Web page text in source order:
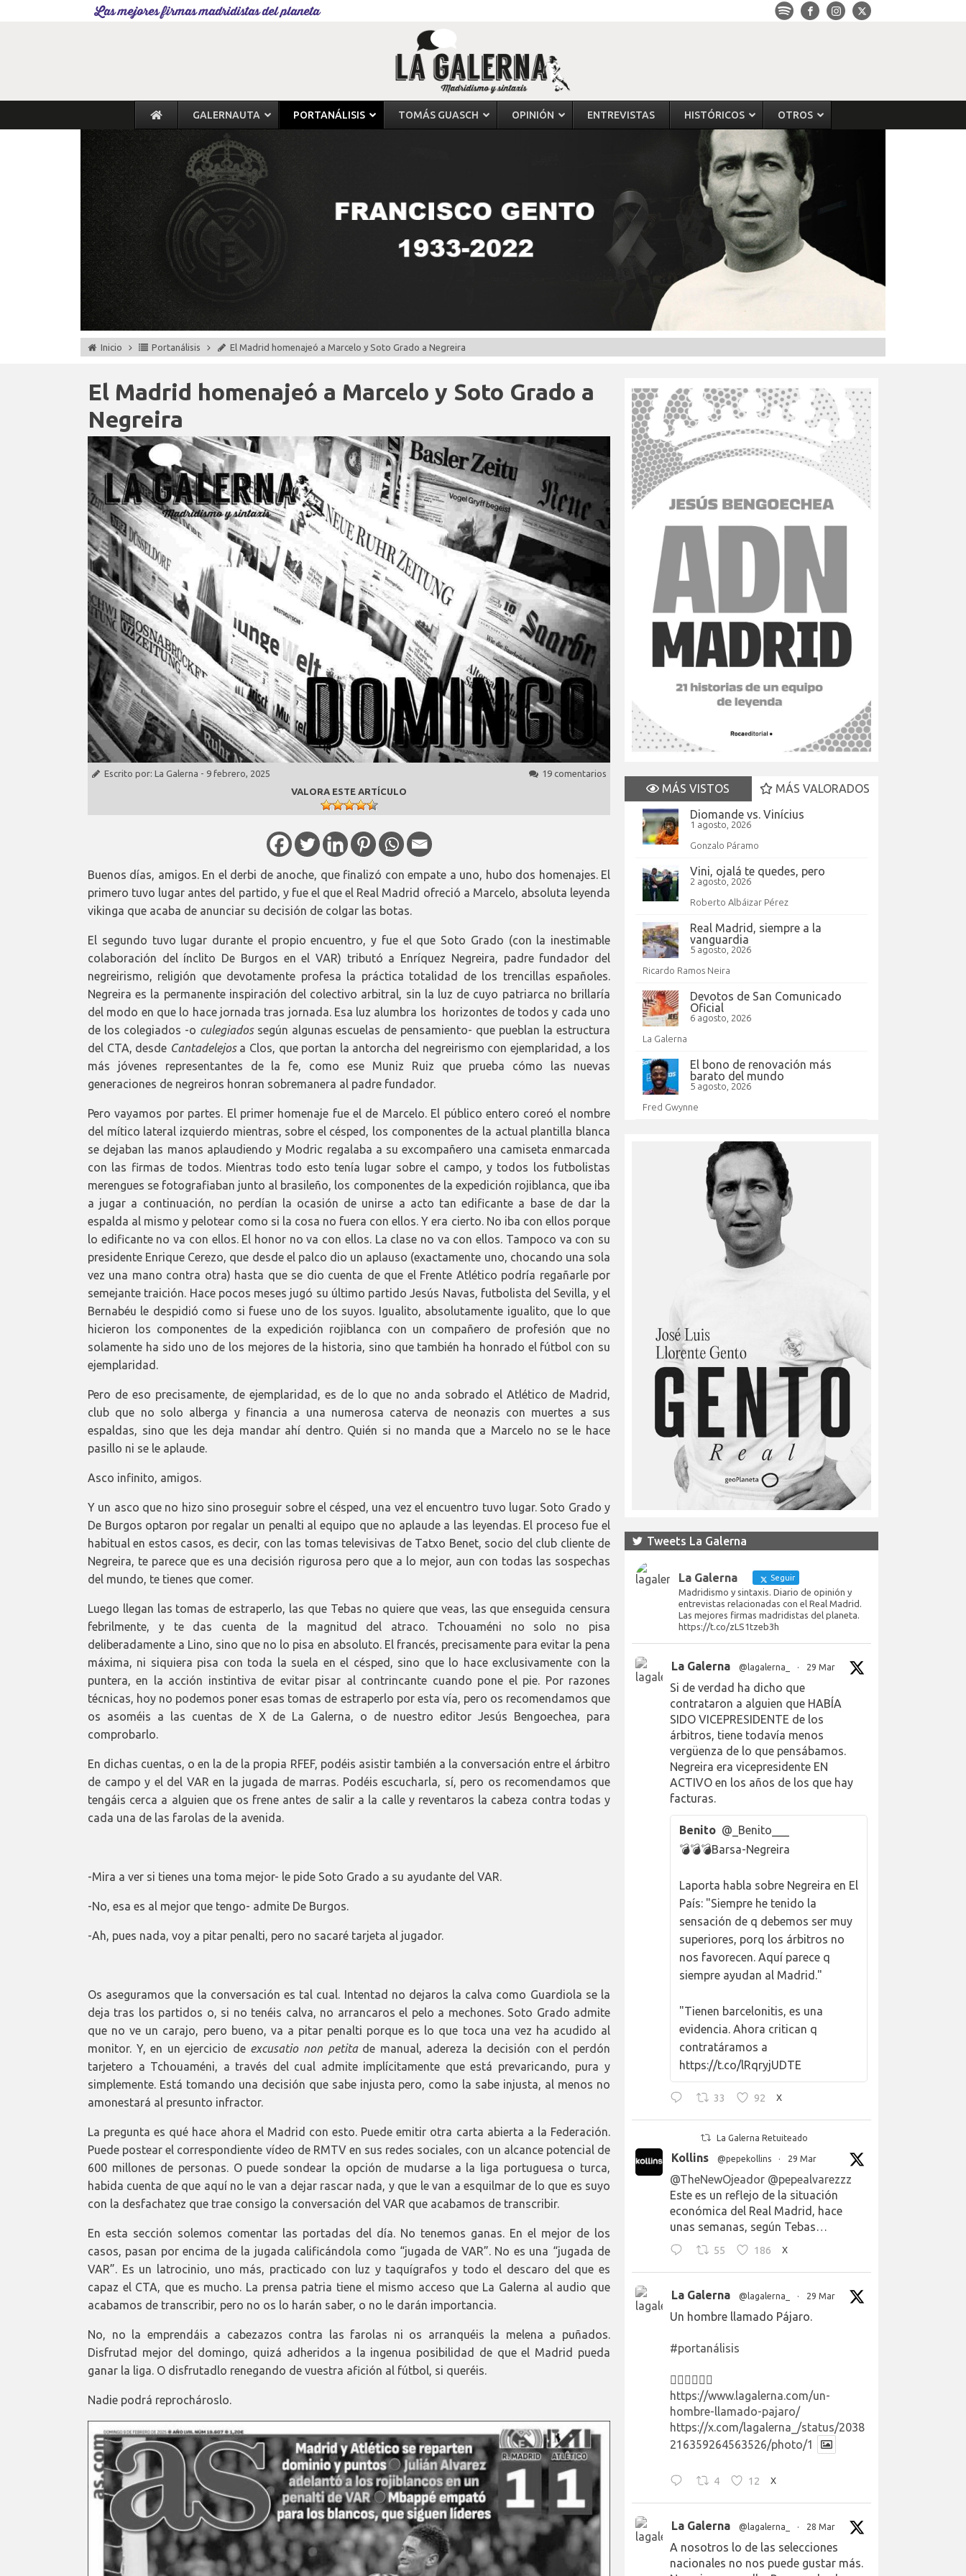
Las mejores firmas madridistas del planeta
GALERNAUTA PORTANÁLISIS TOMÁS GUASCH OPINIÓN ENTREVISTAS HISTÓRICOS OTROS
Inicio Portanálisis El Madrid homenajeó a Marcelo y Soto Grado a Negreira
El Madrid homenajeó a Marcelo y Soto Grado a
Negreira
Escrito por: La Galerna - 9 febrero, 2025
19 comentarios
VALORA ESTE ARTÍCULO
Buenos días, amigos. En el derbi de anoche, que finalizó con empate a uno, hubo dos homenajes. El
primero tuvo lugar antes del partido, y fue el que el Real Madrid ofreció a Marcelo, absoluta leyenda
vikinga que acaba de anunciar su decisión de colgar las botas.
El segundo tuvo lugar durante el propio encuentro, y fue el que Soto Grado (con la inestimable
colaboración del ínclito De Burgos en el VAR) tributó a Enríquez Negreira, padre fundador del
negreirismo, religión que devotamente profesa la práctica totalidad de los trencillas españoles.
Negreira es la permanente inspiración del colectivo arbitral, sin la luz de cuyo patriarca no brillaría
del modo en que lo hace jornada tras jornada. Esa luz alumbra los horizontes de todos y cada uno
de los colegiados -o culegiadossegún algunas escuelas de pensamiento- que pueblan la estructura
del CTA, desde Cantadelejosa Clos, que portan la antorcha del negreirismo con ejemplaridad, a los
más jóvenes representantes de la fe, como ese Muniz Ruiz que prueba cómo las nuevas
generaciones de negreiros honran sobremanera al padre fundador.
Pero vayamos por partes. El primer homenaje fue el de Marcelo. El público entero coreó el nombre
del mítico lateral izquierdo mientras, sobre el césped, los componentes de la actual plantilla blanca
se dejaban las manos aplaudiendo y Modric regalaba a su excompañero una camiseta enmarcada
con las firmas de todos. Mientras todo esto tenía lugar sobre el campo, y todos los futbolistas
merengues se fotografiaban junto al brasileño, los componentes de la expedición rojiblanca, que iba
a jugar a continuación, no perdían la ocasión de unirse a acto tan edificante a base de dar la
espalda al mismo y pelotear como si la cosa no fuera con ellos. Y era cierto. No iba con ellos porque
lo edificante no va con ellos. El honor no va con ellos. La clase no va con ellos. Tampoco va con su
presidente Enrique Cerezo, que desde el palco dio un aplauso (exactamente uno, chocando una sola
vez una mano contra otra) hasta que se dio cuenta de que el Frente Atlético podría regañarle por
semejante traición. Hace pocos meses jugó su último partido Jesús Navas, futbolista del Sevilla, y el
Bernabéu le despidió como si fuese uno de los suyos. Igualito, absolutamente igualito, que lo que
hicieron los componentes de la expedición rojiblanca con un compañero de profesión que no
solamente ha sido uno de los mejores de la historia, sino que también ha honrado el fútbol con su
ejemplaridad.
Pero de eso precisamente, de ejemplaridad, es de lo que no anda sobrado el Atlético de Madrid,
club que no solo alberga y financia a una numerosa caterva de neonazis con muertes a sus
espaldas, sino que les deja mandar ahí dentro. Quién si no manda que a Marcelo no se le hace
pasillo ni se le aplaude.
Asco infinito, amigos.
Y un asco que no hizo sino proseguir sobre el césped, una vez el encuentro tuvo lugar. Soto Grado y
De Burgos optaron por regalar un penalti al equipo que no aplaude a las leyendas. El proceso fue el
habitual en estos casos, es decir, con las tomas televisivas de Tatxo Benet, socio del club cliente de
Negreira, te parece que es una decisión rigurosa pero que a lo mejor, aun con todas las sospechas
del mundo, te tienes que comer.
Luego llegan las tomas de estraperlo, las que Tebas no quiere que veas, las que enseguida censura
febrilmente, y te das cuenta de la magnitud del atraco. Tchouaméni no solo no pisa
deliberadamente a Lino, sino que no lo pisa en absoluto. El francés, precisamente para evitar la pena
máxima, ni siquiera pisa con toda la suela en el césped, sino que lo hace exclusivamente con la
puntera, en la acción instintiva de evitar pisar al contrincante cuando pone el pie. Por razones
técnicas, hoy no podemos poner esas tomas de estraperlo por esta vía, pero os recomendamos que
os asoméis a las cuentas de X de La Galerna, o de nuestro editor Jesús Bengoechea, para
comprobarlo.
En dichas cuentas, o en la de la propia RFEF, podéis asistir también a la conversación entre el árbitro
de campo y el del VAR en la jugada de marras. Podéis escucharla, sí, pero os recomendamos que
tengáis cerca a alguien que os frene antes de salir a la calle y reventaros la cabeza contra todas y
cada una de las farolas de la avenida.
-Mira a ver si tienes una toma mejor- le pide Soto Grado a su ayudante del VAR.
-No, esa es al mejor que tengo- admite De Burgos.
-Ah, pues nada, voy a pitar penalti, pero no sacaré tarjeta al jugador.
Os aseguramos que la conversación es tal cual. Intentad no dejaros la calva como Guardiola se la
deja tras los partidos o, si no tenéis calva, no arrancaros el pelo a mechones. Soto Grado admite
que no ve un carajo, pero bueno, va a pitar penalti porque es lo que toca una vez ha acudido al
monitor. Y, en un ejercicio de excusatio non petitade manual, adereza la decisión con el perdón
tarjetero a Tchouaméni, a través del cual admite implícitamente que está prevaricando, pura y
simplemente. Está tomando una decisión que sabe injusta pero, como la sabe injusta, al menos no
amonestará al presunto infractor.
La pregunta es qué hace ahora el Madrid con esto. Puede emitir otra carta abierta a la Federación.
Puede postear el correspondiente vídeo de RMTV en sus redes sociales, con un alcance potencial de
600 millones de personas. O puede sondear la opción de mudarse a la liga portuguesa o turca,
habida cuenta de que aquí no le van a dejar rascar nada, y que le van a esquilmar de lo que es suyo
con la desfachatez que trae consigo la conversación del VAR que acabamos de transcribir.
En esta sección solemos comentar las portadas del día. No tenemos ganas. En el mejor de los
casos, pasan por encima de la jugada calificándola como “jugada de VAR”. No es una “jugada de
VAR”. Es un latrocinio, uno más, practicado con luz y taquígrafos y todo el descaro del que es
capaz el CTA, que es mucho. La prensa patria tiene el mismo acceso que La Galerna al audio que
acabamos de transcribir, pero no os lo harán saber, o no le darán importancia.
No, no la emprendáis a cabezazos contra las farolas ni os arranquéis la melena a puñados.
Disfrutad mejor del domingo, quizá adheridos a la ingenua posibilidad de que el Madrid pueda
ganar la liga. O disfrutadlo renegando de vuestra afición al fútbol, si queréis.
Nadie podrá reprochároslo.
MÁS VISTOS
MÁS VALORADOS
Diomande vs. Vinícius
1 agosto, 2026
Gonzalo Páramo
Vini, ojalá te quedes, pero
2 agosto, 2026
Roberto Albáizar Pérez
Real Madrid, siempre a la
vanguardia
5 agosto, 2026
Ricardo Ramos Neira
Devotos de San Comunicado
Oficial
6 agosto, 2026
La Galerna
El bono de renovación más
barato del mundo
5 agosto, 2026
Fred Gwynne
Tweets La Galerna
La Galerna Seguir
Madridismo y sintaxis. Diario de opinión y
entrevistas relacionadas con el Real Madrid.
Las mejores firmas madridistas del planeta.
https://t.co/zLS1tzeb3h
La Galerna @lagalerna_ · 29 Mar
Si de verdad ha dicho que
contrataron a alguien que HABÍA
SIDO VICEPRESIDENTE de los
árbitros, tiene todavía menos
vergüenza de lo que pensábamos.
Negreira era vicepresidente EN
ACTIVO en los años de los que hay
facturas.
Benito @_Benito___
💣💣💣Barsa-Negreira
Laporta habla sobre Negreira en El
País: "Siempre he tenido la
sensación de q debemos ser muy
superiores, porq los árbitros no
nos favorecen. Aquí parece q
siempre ayudan al Madrid."
"Tienen barcelonitis, es una
evidencia. Ahora critican q
contratáramos a
https://t.co/lRqryjUDTE
33 92 X
La Galerna Retuiteado
Kollins @pepekollins · 29 Mar
@TheNewOjeador @pepealvarezzz
Este es un reflejo de la situación
económica del Real Madrid, hace
unas semanas, según Tebas…
55 186 X
La Galerna @lagalerna_ · 29 Mar
Un hombre llamado Pájaro.
#portanálisis
👉🏻👉🏻👉🏻
https://www.lagalerna.com/un-
hombre-llamado-pajaro/
https://x.com/lagalerna_/status/2038
216359264563526/photo/1
4 12 X
La Galerna @lagalerna_ · 28 Mar
A nosotros lo de las selecciones
nacionales no nos puede gustar más.